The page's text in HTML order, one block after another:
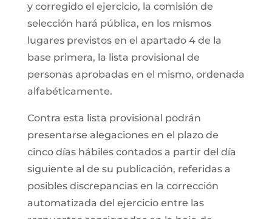
y corregido el ejercicio, la comisión de
selección hará pública, en los mismos
lugares previstos en el apartado 4 de la
base primera, la lista provisional de
personas aprobadas en el mismo, ordenada
alfabéticamente.
Contra esta lista provisional podrán
presentarse alegaciones en el plazo de
cinco días hábiles contados a partir del día
siguiente al de su publicación, referidas a
posibles discrepancias en la corrección
automatizada del ejercicio entre las